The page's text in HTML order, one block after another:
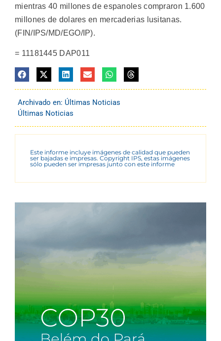
mientras 40 millones de espanoles compraron 1.600
millones de dolares en mercaderias lusitanas.
(FIN/IPS/MD/EGO/IP).
= 11181445 DAP011
Archivado en: Últimas Noticias
Últimas Noticias
Este informe incluye imágenes de calidad que pueden
ser bajadas e impresas. Copyright IPS, estas imágenes
sólo pueden ser impresas junto con este informe